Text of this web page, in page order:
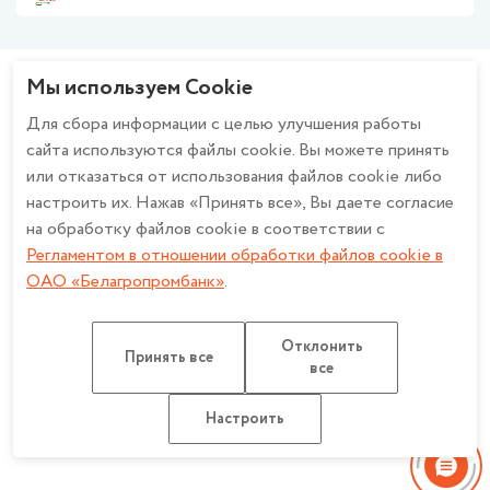
Финансирование бизнеса
Эквайринг
Факторинг
Банкострахование
Дистанционное банковское обслуживание
Счет эскроу
использовании системы охранного телевидения в ОАО
«Белагропромбанк»
Описание и настройка файлов cookie
Регламент в отношении обработки файлов cookie в ОАО
«Белагропромбанк»
Политика конфиденциальности для мобильных приложений ОАО
«Белагропромбанк»
ОАО «Белагропромбанк». Лицензия на осуществление банковской
НБ РБ от 27.03.2026 №2. УНП 100693551
Будьте в курсе - вступайте в группу!
Работа с обращениями
Разработка сайта: Медиа Лайн
Карта сайта
Настроить обработку Cookie
Мы используем Cookie
Для сбора информации с целью улучшения работы
сайта используются файлы cookie. Вы можете принять
или отказаться от использования файлов cookie либо
настроить их. Нажав «Принять все», Вы даете согласие
на обработку файлов cookie в соответствии с
Регламентом в отношении обработки файлов cookie в
ОАО «Белагропромбанк».
Принять все
Отклонить
все
Настроить